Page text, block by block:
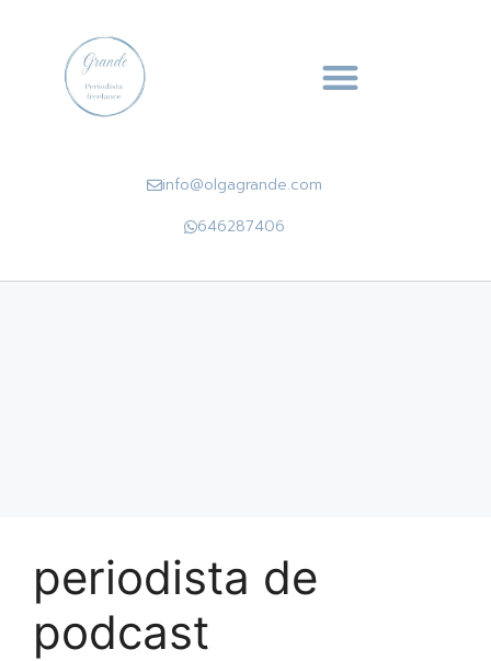
info@olgagrande.com
646287406
periodista de
podcast